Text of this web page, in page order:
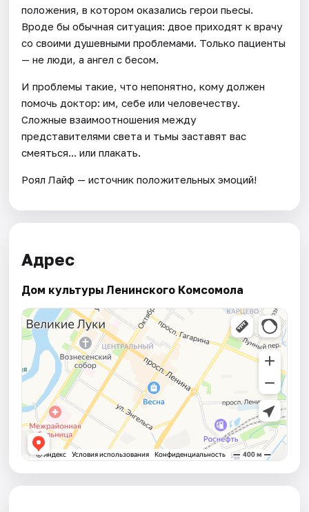
положения, в котором оказались герои пьесы.
Вроде бы обычная ситуация: двое приходят к врачу
со своими душевными проблемами. Только пациенты
— не люди, а ангел с бесом.
И проблемы такие, что непонятно, кому должен
помочь доктор: им, себе или человечеству.
Сложные взаимоотношения между
представителями света и тьмы заставят вас
смеяться... или плакать.
Роял Лайф — источник положительных эмоций!
Адрес
Дом культуры Ленинского Комсомола